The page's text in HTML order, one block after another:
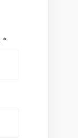
*